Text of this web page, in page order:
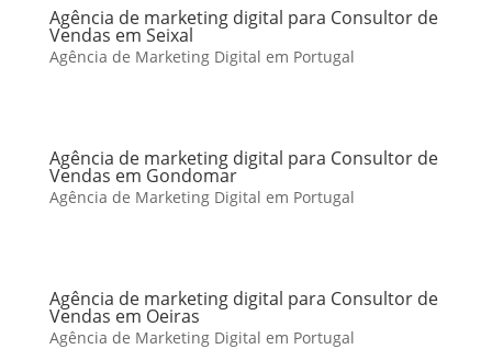
Agência de marketing digital para Consultor de
Vendas em Seixal
Agência de Marketing Digital em Portugal
Agência de marketing digital para Consultor de
Vendas em Gondomar
Agência de Marketing Digital em Portugal
Agência de marketing digital para Consultor de
Vendas em Oeiras
Agência de Marketing Digital em Portugal